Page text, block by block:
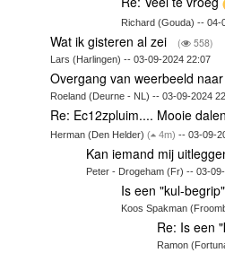
Richard (Gouda) -- 04-
Wat ik gisteren al zei ( 558)
Lars (Harlingen) -- 03-09-2024 22:07
Overgang van weerbeeld
Roeland (Deurne - NL) -- 03-09-2024
Re: Ec12zpluim.... Mooie
Herman (Den Helder)( 4m) -- 03-09-
Kan iemand mij
Peter - Drogeham (Fr) -- 03-
Is een "kul-
Koos Spakman
Re: Is een
Ramon